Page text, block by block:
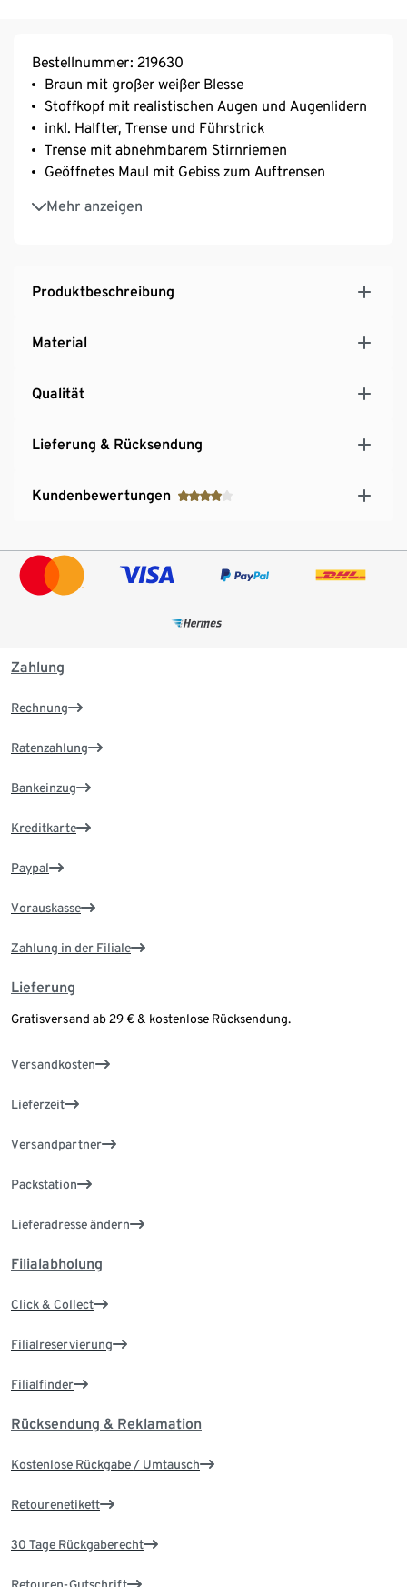
Bestellnummer: 219630
Braun mit großer weißer Blesse
Stoffkopf mit realistischen Augen und Augenlidern
inkl. Halfter, Trense und Führstrick
Trense mit abnehmbarem Stirnriemen
Geöffnetes Maul mit Gebiss zum Auftrensen
Mehr anzeigen
Dichte, frisierbare Mähne – ideal zum Flechten
Kurzer, stabiler Reitstab aus Vollholz –
Produktbeschreibung
Material
Qualität
Lieferung & Rücksendung
Kundenbewertungen
Zahlung
Rechnung
Ratenzahlung
Bankeinzug
Kreditkarte
Paypal
Vorauskasse
Zahlung in der Filiale
Lieferung
Gratisversand ab 29 € & kostenlose Rücksendung.
Versandkosten
Lieferzeit
Versandpartner
Packstation
Lieferadresse ändern
Filialabholung
Click & Collect
Filialreservierung
Filialfinder
Rücksendung & Reklamation
Kostenlose Rückgabe / Umtausch
Retourenetikett
30 Tage Rückgaberecht